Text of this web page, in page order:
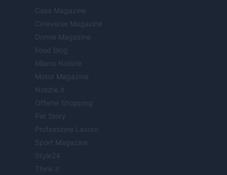
Casa Magazine
Cineverse Magazine
Donne Magazine
Food Blog
Milano Notizie
Motor Magazine
Notizie.it
Offerte Shopping
Pet Story
Professione Lavoro
Sport Magazine
Style24
Think.it